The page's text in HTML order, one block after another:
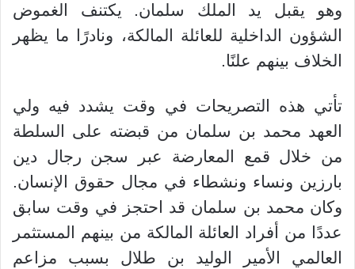
وهو يقبل يد الملك سلمان. يكتنف الغموض
الشؤون الداخلية للعائلة المالكة، ونادرًا ما يظهر
الخلاف بينهم علنًا.
تأتي هذه التصريحات في وقت يشدد فيه ولي
العهد محمد بن سلمان من قبضته على السلطة
من خلال قمع المعارضة عبر سجن رجال دين
بارزين ونساء ونشطاء في مجال حقوق الإنسان.
وكان محمد بن سلمان قد احتجز في وقت سابق
عددًا من أفراد العائلة المالكة من بينهم المستثمر
العالمي الأمير الوليد بن طلال بسبب مزاعم